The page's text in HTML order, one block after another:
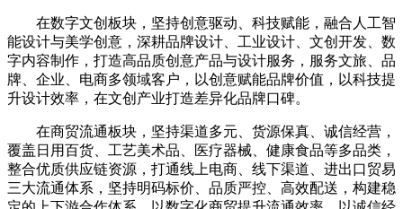
在数字文创板块，坚持创意驱动、科技赋能，融合人工智
能设计与美学创意，深耕品牌设计、工业设计、文创开发、数
字内容制作，打造高品质创意产品与设计服务，服务文旅、品
牌、企业、电商多领域客户，以创意赋能品牌价值，以科技提
升设计效率，在文创产业打造差异化品牌口碑。
在商贸流通板块，坚持渠道多元、货源保真、诚信经营，
覆盖日用百货、工艺美术品、医疗器械、健康食品等多品类，
整合优质供应链资源，打通线上电商、线下渠道、进出口贸易
三大流通体系，坚持明码标价、品质严控、高效配送，构建稳